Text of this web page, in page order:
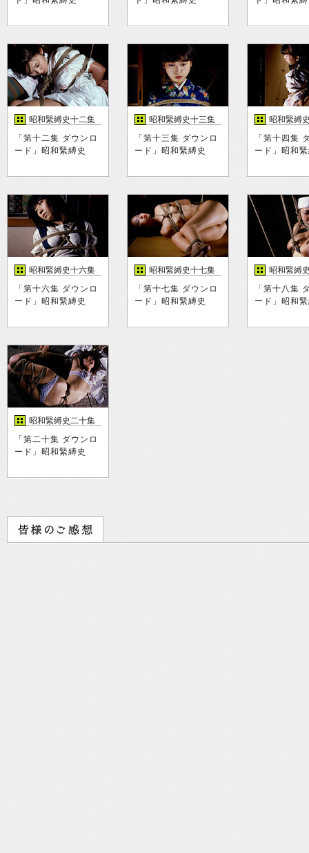
昭和緊縛史十二集
「第十二集 ダウンロ
ード」昭和緊縛史
昭和緊縛史十三集
「第十三集 ダウンロ
ード」昭和緊縛史
昭和緊縛
「第十四集
ード」昭和
昭和緊縛史十六集
「第十六集 ダウンロ
ード」昭和緊縛史
昭和緊縛史十七集
「第十七集 ダウンロ
ード」昭和緊縛史
昭和緊縛
「第十八集
ード」昭和
昭和緊縛史二十集
「第二十集 ダウンロ
ード」昭和緊縛史